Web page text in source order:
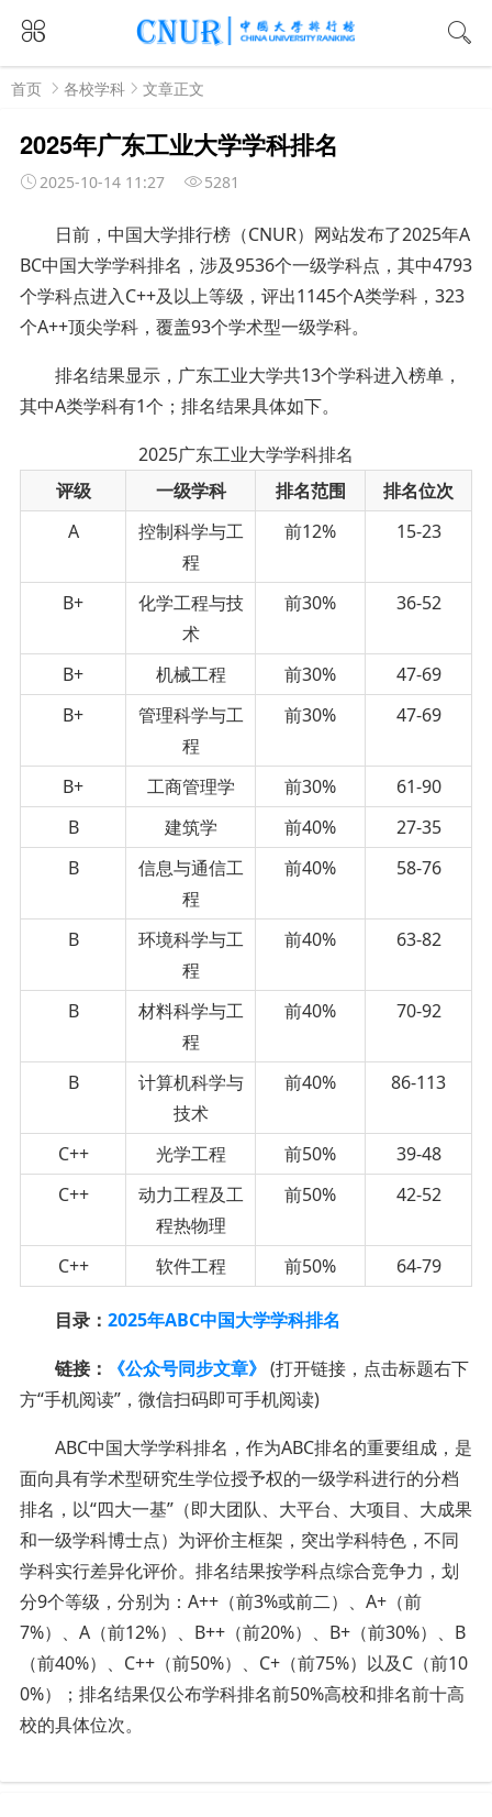
首页 各校学科 文章正文
2025年广东工业大学学科排名
2025-10-14 11:27 5281
日前，中国大学排行榜（CNUR）网站发布了2025年A
BC中国大学学科排名，涉及9536个一级学科点，其中4793
个学科点进入C++及以上等级，评出1145个A类学科，323
个A++顶尖学科，覆盖93个学术型一级学科。
排名结果显示，广东工业大学共13个学科进入榜单，
其中A类学科有1个；排名结果具体如下。
2025广东工业大学学科排名
评级
一级学科 排名范围
排名位次
A
控制科学与工
程
前12% 15-23
B+
化学工程与技
术
前30% 36-52
B+ 机械工程 前30%
47-69
B+
管理科学与工
程
前30% 47-69
B+ 工商管理学 前30%
61-90
B
建筑学 前40%
27-35
B
信息与通信工
程
前40% 58-76
B
环境科学与工
程
前40% 63-82
B
材料科学与工
程
前40% 70-92
B
计算机科学与
技术
前40% 86-113
C++ 光学工程 前50%
39-48
C++
动力工程及工
程热物理
前50% 42-52
C++ 软件工程 前50% 64-79
目录： 2025年ABC中国大学学科排名
链接：
《公众号同步文章》 (打开链接，点击标题右下
方“手机阅读”，微信扫码即可手机阅读)
ABC中国大学学科排名，作为ABC排名的重要组成，是
面向具有学术型研究生学位授予权的一级学科进行的分档
排名，以“四大一基”（即大团队、大平台、大项目、大成果
和一级学科博士点）为评价主框架，突出学科特色，不同
学科实行差异化评价。排名结果按学科点综合竞争力，划
分9个等级，分别为：A++（前3%或前二）、A+（前
7%）、A（前12%）、B++（前20%）、B+（前30%）、B
（前40%）、C++（前50%）、C+（前75%）以及C（前10
0%）；排名结果仅公布学科排名前50%高校和排名前十高
校的具体位次。